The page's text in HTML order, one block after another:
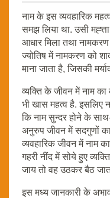
नाम के इस व्यवहारिक
समझ लिया था. उसी
आधार मिला तथा नामकरण
ज्योतिष में नामकरण को
माना जाता है, जिसकी
व्यक्ति के जीवन में नाम का
भी खास महत्व है. इसलिए
कि नाम सुन्दर होने के
अनुरुप जीवन में सदगुणों
व्यवहारिक जीवन में नाम
गहरी नींद में सोये हुए
जाय तो वह उठकर बैठ
इस मध्य जानकारी के